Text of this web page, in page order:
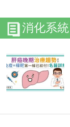
消化系統